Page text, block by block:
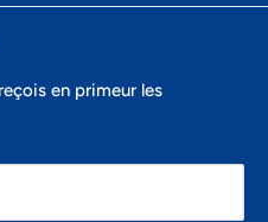
en primeur les